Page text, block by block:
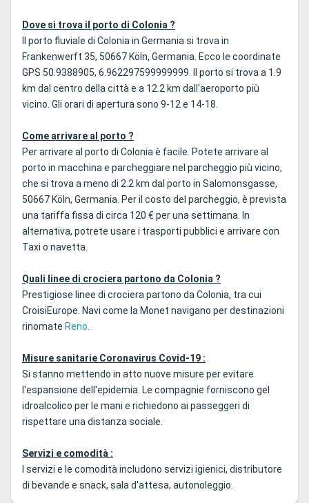
Dove si trova il porto di Colonia ?
Il porto fluviale di Colonia in Germania si trova in
Frankenwerft 35, 50667 Köln, Germania. Ecco le coordinate
GPS 50.9388905, 6.962297599999999. Il porto si trova a 1.9
km dal centro della città e a 12.2 km dall'aeroporto più
vicino. Gli orari di apertura sono 9-12 e 14-18.
Come arrivare al porto ?
Per arrivare al porto di Colonia è facile. Potete arrivare al
porto in macchina e parcheggiare nel parcheggio più vicino,
che si trova a meno di 2.2 km dal porto in Salomonsgasse,
50667 Köln, Germania. Per il costo del parcheggio, è prevista
una tariffa fissa di circa 120 € per una settimana. In
alternativa, potrete usare i trasporti pubblici e arrivare con
Taxi o navetta.
Quali linee di crociera partono da Colonia ?
Prestigiose linee di crociera partono da Colonia, tra cui
CroisiEurope. Navi come la Monet navigano per destinazioni
rinomate Reno.
Misure sanitarie Coronavirus Covid-19 :
Si stanno mettendo in atto nuove misure per evitare
l'espansione dell'epidemia. Le compagnie forniscono gel
idroalcolico per le mani e richiedono ai passeggeri di
rispettare una distanza sociale.
Servizi e comodità :
I servizi e le comodità includono servizi igienici, distributore
di bevande e snack, sala d'attesa, autonoleggio.